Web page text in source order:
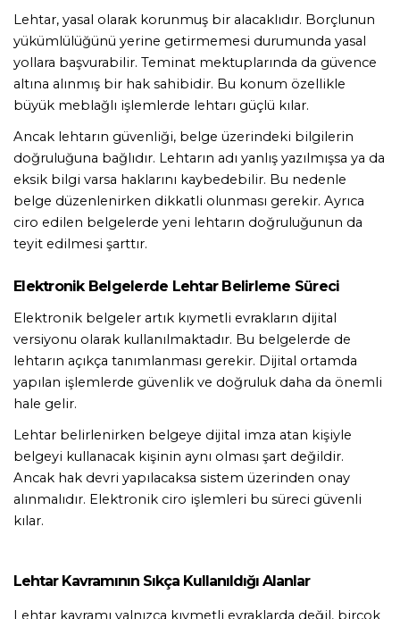
Lehtar, yasal olarak korunmuş bir alacaklıdır. Borçlunun
yükümlülüğünü yerine getirmemesi durumunda yasal
yollara başvurabilir. Teminat mektuplarında da güvence
altına alınmış bir hak sahibidir. Bu konum özellikle
büyük meblağlı işlemlerde lehtarı güçlü kılar.
Ancak lehtarın güvenliği, belge üzerindeki bilgilerin
doğruluğuna bağlıdır. Lehtarın adı yanlış yazılmışsa ya da
eksik bilgi varsa haklarını kaybedebilir. Bu nedenle
belge düzenlenirken dikkatli olunması gerekir. Ayrıca
ciro edilen belgelerde yeni lehtarın doğruluğunun da
teyit edilmesi şarttır.
Elektronik Belgelerde Lehtar Belirleme Süreci
Elektronik belgeler artık kıymetli evrakların dijital
versiyonu olarak kullanılmaktadır. Bu belgelerde de
lehtarın açıkça tanımlanması gerekir. Dijital ortamda
yapılan işlemlerde güvenlik ve doğruluk daha da önemli
hale gelir.
Lehtar belirlenirken belgeye dijital imza atan kişiyle
belgeyi kullanacak kişinin aynı olması şart değildir.
Ancak hak devri yapılacaksa sistem üzerinden onay
alınmalıdır. Elektronik ciro işlemleri bu süreci güvenli
kılar.
Lehtar Kavramının Sıkça Kullanıldığı Alanlar
Lehtar kavramı yalnızca kıymetli evraklarda değil, birçok